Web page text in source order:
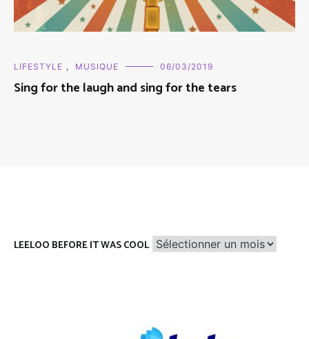
LIFESTYLE , MUSIQUE 06/03/2019
Sing for the laugh and sing for the tears
LEELOO BEFORE IT WAS COOL Leeloo